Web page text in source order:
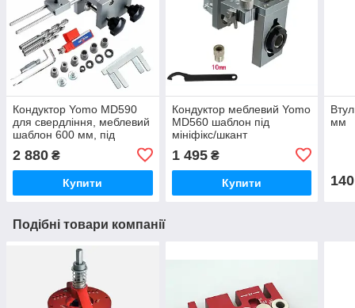
Кондуктор Yomo MD590
для свердління, меблевий
шаблон 600 мм, під
мініфікс, шкант, конфірмат.
Комплект 1
2 880 ₴
Купити
Кондуктор меблевий Yomo
MD560 шаблон під
мініфікс/шкант
регульований з
прижимом. Комплект 1
1 495₴
Купити
мм
140
Подібні товари компанії